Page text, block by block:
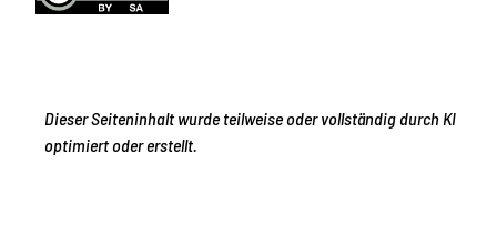
Dieser Seiteninhalt wurde teilweise oder vollständig durch KI
optimiert oder erstellt.